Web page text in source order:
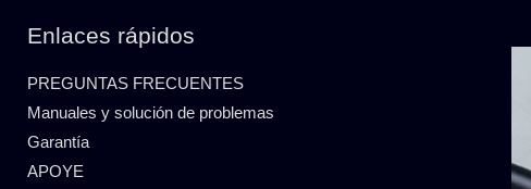
Enlaces rápidos
PREGUNTAS FRECUENTES
Manuales y solución de problemas
Garantía
APOYE